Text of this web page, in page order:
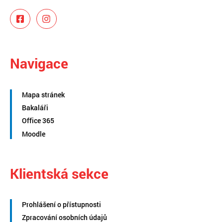
Navigace
Mapa stránek
Bakaláři
Office 365
Moodle
Klientská sekce
Prohlášení o přístupnosti
Zpracování osobních údajů